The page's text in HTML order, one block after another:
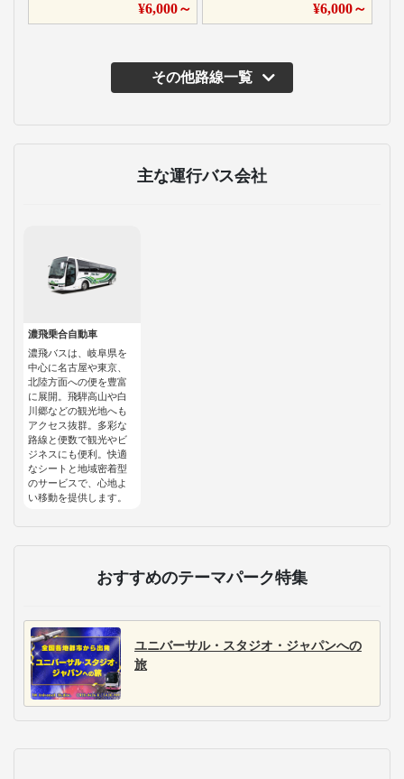
¥6,000～ ¥6,000～
その他路線一覧
主な運行バス会社
濃飛乗合自動車
濃飛バスは、岐阜県を
中心に名古屋や東京、
北陸方面への便を豊富
に展開。飛騨高山や白
川郷などの観光地へも
アクセス抜群。多彩な
路線と便数で観光やビ
ジネスにも便利。快適
なシートと地域密着型
のサービスで、心地よ
い移動を提供します。
おすすめのテーマパーク特集
ユニバーサル・スタジオ・ジャパンへの
旅